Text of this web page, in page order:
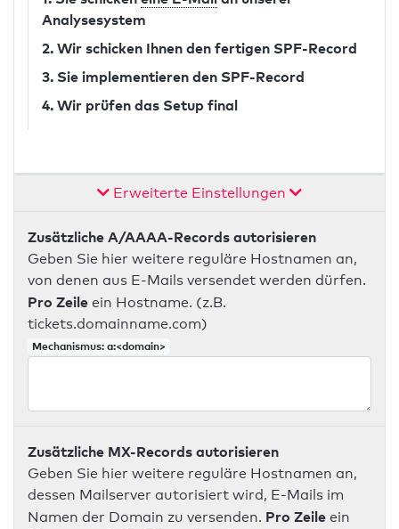
Analysesystem
2. Wir schicken Ihnen den fertigen SPF-Record
3. Sie implementieren den SPF-Record
4. Wir prüfen das Setup final
Erweiterte Einstellungen
Zusätzliche A/AAAA-Records autorisieren
Geben Sie hier weitere reguläre Hostnamen an,
von denen aus E-Mails versendet werden dürfen.
Pro Zeile ein Hostname. (z.B.
tickets.domainname.com)
Mechanismus: a:<domain>
Zusätzliche MX-Records autorisieren
Geben Sie hier weitere reguläre Hostnamen an,
dessen Mailserver autorisiert wird, E-Mails im
Namen der Domain zu versenden. Pro Zeile ein